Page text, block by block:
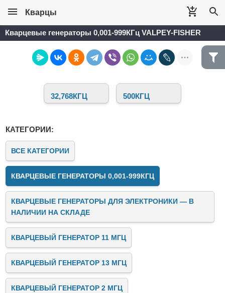
Кварцы
Кварцевые генераторы 0,001-999КГц VALPEY-FISHER
32,768КГЦ 500КГЦ
КАТЕГОРИИ:
ВСЕ КАТЕГОРИИ
КВАРЦЕВЫЕ ГЕНЕРАТОРЫ 0,001-999КГЦ
КВАРЦЕВЫЕ ГЕНЕРАТОРЫ ДЛЯ ЭЛЕКТРОНИКИ — В
НАЛИЧИИ НА СКЛАДЕ
КВАРЦЕВЫЙ ГЕНЕРАТОР 11 МГЦ
КВАРЦЕВЫЙ ГЕНЕРАТОР 13 МГЦ
КВАРЦЕВЫЙ ГЕНЕРАТОР 2 МГЦ